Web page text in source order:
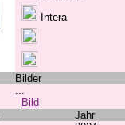
Intera
Bilder
...
Bild
Jahr